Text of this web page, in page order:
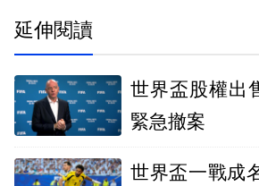
延伸閱讀
世界盃股權出
緊急撤案
世界盃一戰成